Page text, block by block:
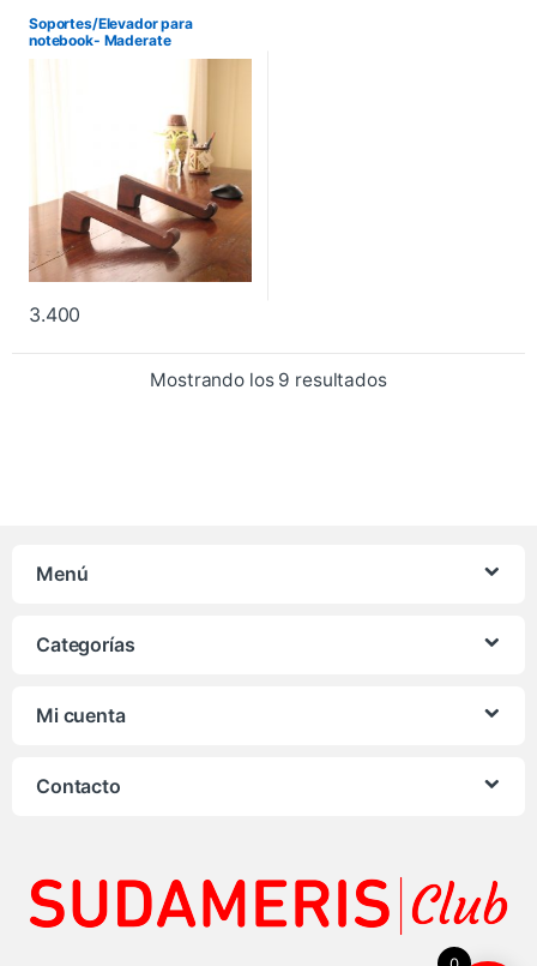
Soportes/Elevador para
notebook- Maderate
3.400
Mostrando los 9 resultados
Menú
Categorías
Mi cuenta
Contacto